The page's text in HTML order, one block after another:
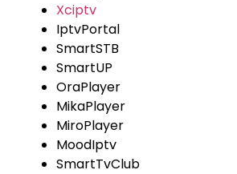
Xciptv
IptvPortal
SmartSTB
SmartUP
OraPlayer
MikaPlayer
MiroPlayer
MoodIptv
SmartTvClub